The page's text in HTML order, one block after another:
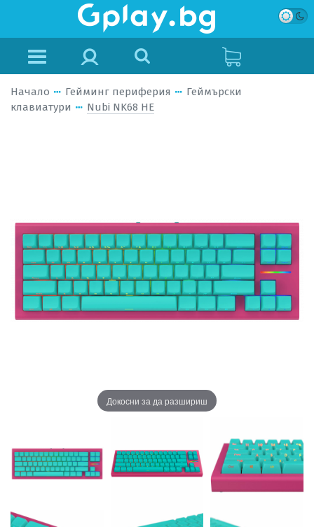
Начало Гейминг периферия
Геймърски
клавиатури
Nubi NK68 HE
Докосни за да разшириш